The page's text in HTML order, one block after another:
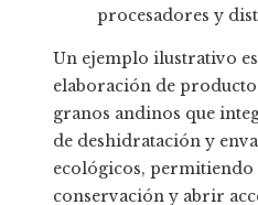
procesadores y
Un ejemplo ilustrativo
elaboración de
granos andinos que
de deshidratación y
ecológicos,
conservación y abrir